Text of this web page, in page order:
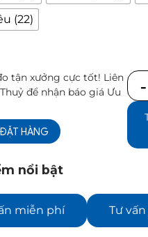
(22)
tận xưởng cực tốt! Liên
để nhận báo giá Ưu
ĐẶT HÀNG
Số
nổi bật
miễn phí Tư